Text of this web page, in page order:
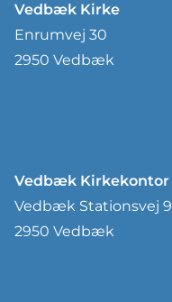
Vedbæk Kirke
Enrumvej 30
2950 Vedbæk
Vedbæk Kirkekontor
Vedbæk Stationsvej 9
2950 Vedbæk